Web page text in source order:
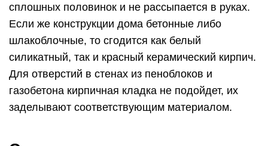
сплошных половинок и не рассыпается в руках.
Если же конструкции дома бетонные либо
шлакоблочные, то сгодится как белый
силикатный, так и красный керамический кирпич.
Для отверстий в стенах из пеноблоков и
газобетона кирпичная кладка не подойдет, их
заделывают соответствующим материалом.